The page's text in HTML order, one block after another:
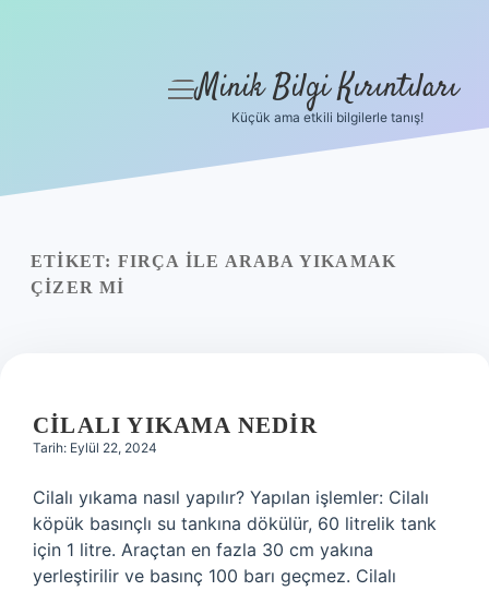
Yasal Uyarı
menüyü
Minik Bilgi Kırıntıları
Küçük ama etkili bilgilerle tanış!
ETIKET: FIRÇA ILE ARABA YIKAMAK
ÇIZER MI
CILALI YIKAMA NEDIR
Tarih: Eylül 22, 2024
Cilalı yıkama nasıl yapılır? Yapılan işlemler: Cilalı
köpük basınçlı su tankına dökülür, 60 litrelik tank
için 1 litre. Araçtan en fazla 30 cm yakına
yerleştirilir ve basınç 100 barı geçmez. Cilalı